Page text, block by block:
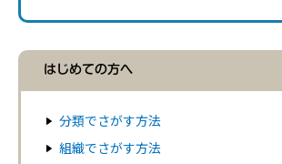
はじめての方へ
分類でさがす方法
組織でさがす方法